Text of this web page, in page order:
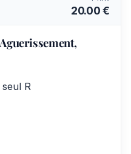
20.00 €
seul R